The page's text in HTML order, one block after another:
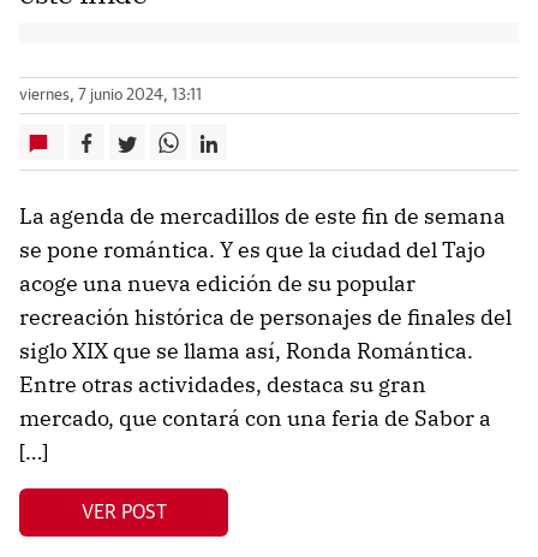
viernes, 7 junio 2024, 13:11
La agenda de mercadillos de este fin de semana
se pone romántica. Y es que la ciudad del Tajo
acoge una nueva edición de su popular
recreación histórica de personajes de finales del
siglo XIX que se llama así, Ronda Romántica.
Entre otras actividades, destaca su gran
mercado, que contará con una feria de Sabor a
[…]
VER POST